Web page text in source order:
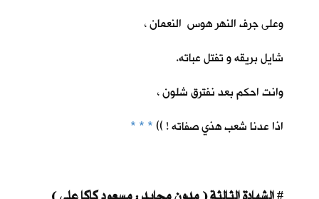
وعلى جرف النهر هوس النعمان ،
شايل بريقه و تفتل عباته.
وانت احكم بعد نفترق شلون ،
اذا عدنا شعب هذي صفاته ! ))* * *
#